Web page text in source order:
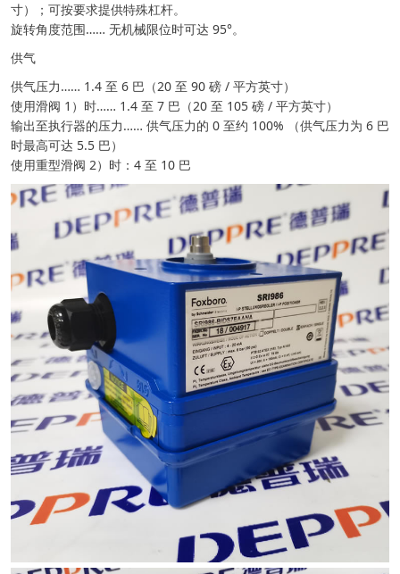
寸）；可按要求提供特殊杠杆。
旋转角度范围…… 无机械限位时可达 95°。
供气
供气压力…… 1.4 至 6 巴（20 至 90 磅 / 平方英寸）
使用滑阀 1）时…… 1.4 至 7 巴（20 至 105 磅 / 平方英寸）
输出至执行器的压力…… 供气压力的 0 至约 100% （供气压力为 6 巴
时最高可达 5.5 巴）
使用重型滑阀 2）时：4 至 10 巴